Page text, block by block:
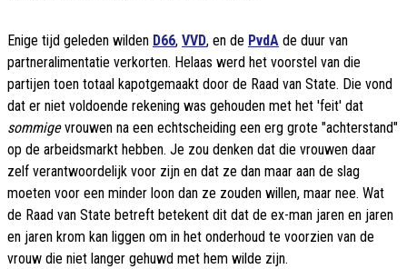
Enige tijd geleden wilden D66, VVD, en de PvdA de duur van
partneralimentatie verkorten. Helaas werd het voorstel van die
partijen toen totaal kapotgemaakt door de Raad van State. Die vond
dat er niet voldoende rekening was gehouden met het 'feit' dat
sommigevrouwen na een echtscheiding een erg grote "achterstand"
op de arbeidsmarkt hebben. Je zou denken dat die vrouwen daar
zelf verantwoordelijk voor zijn en dat ze dan maar aan de slag
moeten voor een minder loon dan ze zouden willen, maar nee. Wat
de Raad van State betreft betekent dit dat de ex-man jaren en jaren
en jaren krom kan liggen om in het onderhoud te voorzien van de
vrouw die niet langer gehuwd met hem wilde zijn.